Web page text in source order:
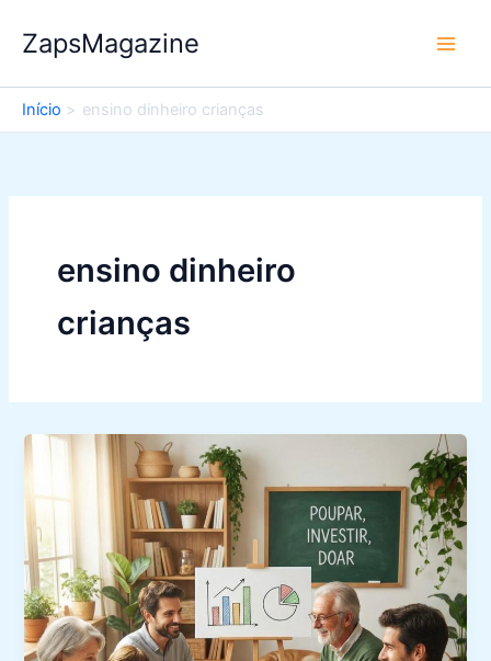
para
conteúdo
ZapsMagazine
Início ensino dinheiro crianças
ensino dinheiro
crianças